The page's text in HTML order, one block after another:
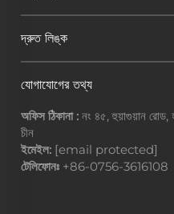
দ্রুত লিঙ্ক
যোগাযোগের তথ্য
অফিস ঠিকানা : নং ৪৫, হুয়াগুয়ান রোড,
চীন
ইমেইল: [email protected]
টেলিফোনঃ +86-0756-3616108